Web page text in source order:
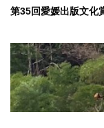
第35回愛媛出版文化